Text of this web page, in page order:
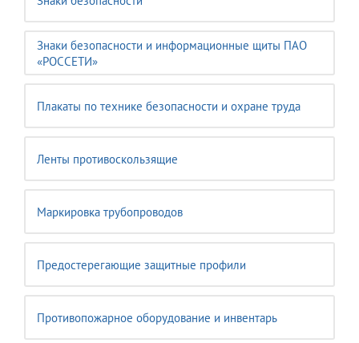
Знаки безопасности и информационные щиты ПАО
«РОССЕТИ»
Плакаты по технике безопасности и охране труда
Ленты противоскользящие
Маркировка трубопроводов
Предостерегающие защитные профили
Противопожарное оборудование и инвентарь